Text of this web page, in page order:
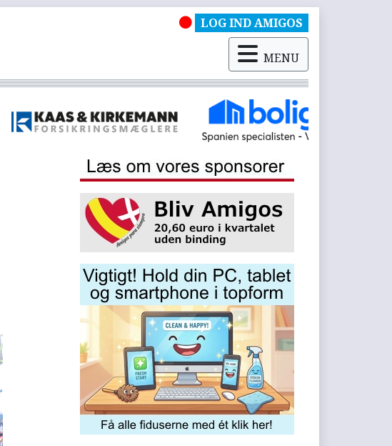
LOG IND AMIGOS
MENU